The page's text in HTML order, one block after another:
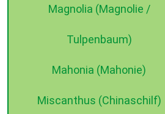
Magnolia (Magnolie /
Tulpenbaum)
Mahonia (Mahonie)
Miscanthus (Chinaschilf)